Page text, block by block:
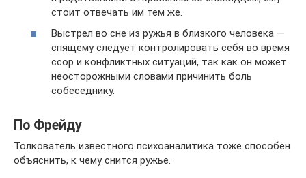
стоит отвечать им тем же.
Выстрел во сне из ружья в близкого человека —
спящему следует контролировать себя во время
ссор и конфликтных ситуаций, так как он может
неосторожными словами причинить боль
собеседнику.
По Фрейду
Толкователь известного психоаналитика тоже способен
объяснить, к чему снится ружье.